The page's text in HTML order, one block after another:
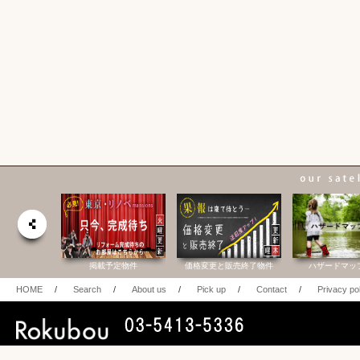
掲載予定物件 価格変更と販売終了物件 ハザードマッ
HOME / Search / About us / Pick up / Contact / Privacy